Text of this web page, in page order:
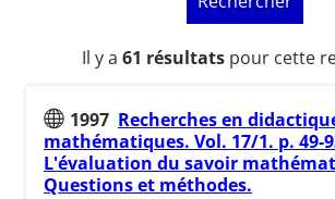
Il y a 61 résultatspour cette
1997 Recherches en
mathématiques. Vol. 17/1. p. 49-
L'évaluation du savoir
Questions et méthodes.